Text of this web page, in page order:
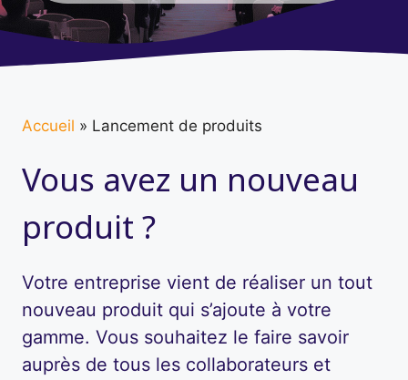
Accueil » Lancement de produits
Vous avez un nouveau
produit ?
Votre entreprise vient de réaliser un tout
nouveau produit qui s’ajoute à votre
gamme. Vous souhaitez le faire savoir
auprès de tous les collaborateurs et